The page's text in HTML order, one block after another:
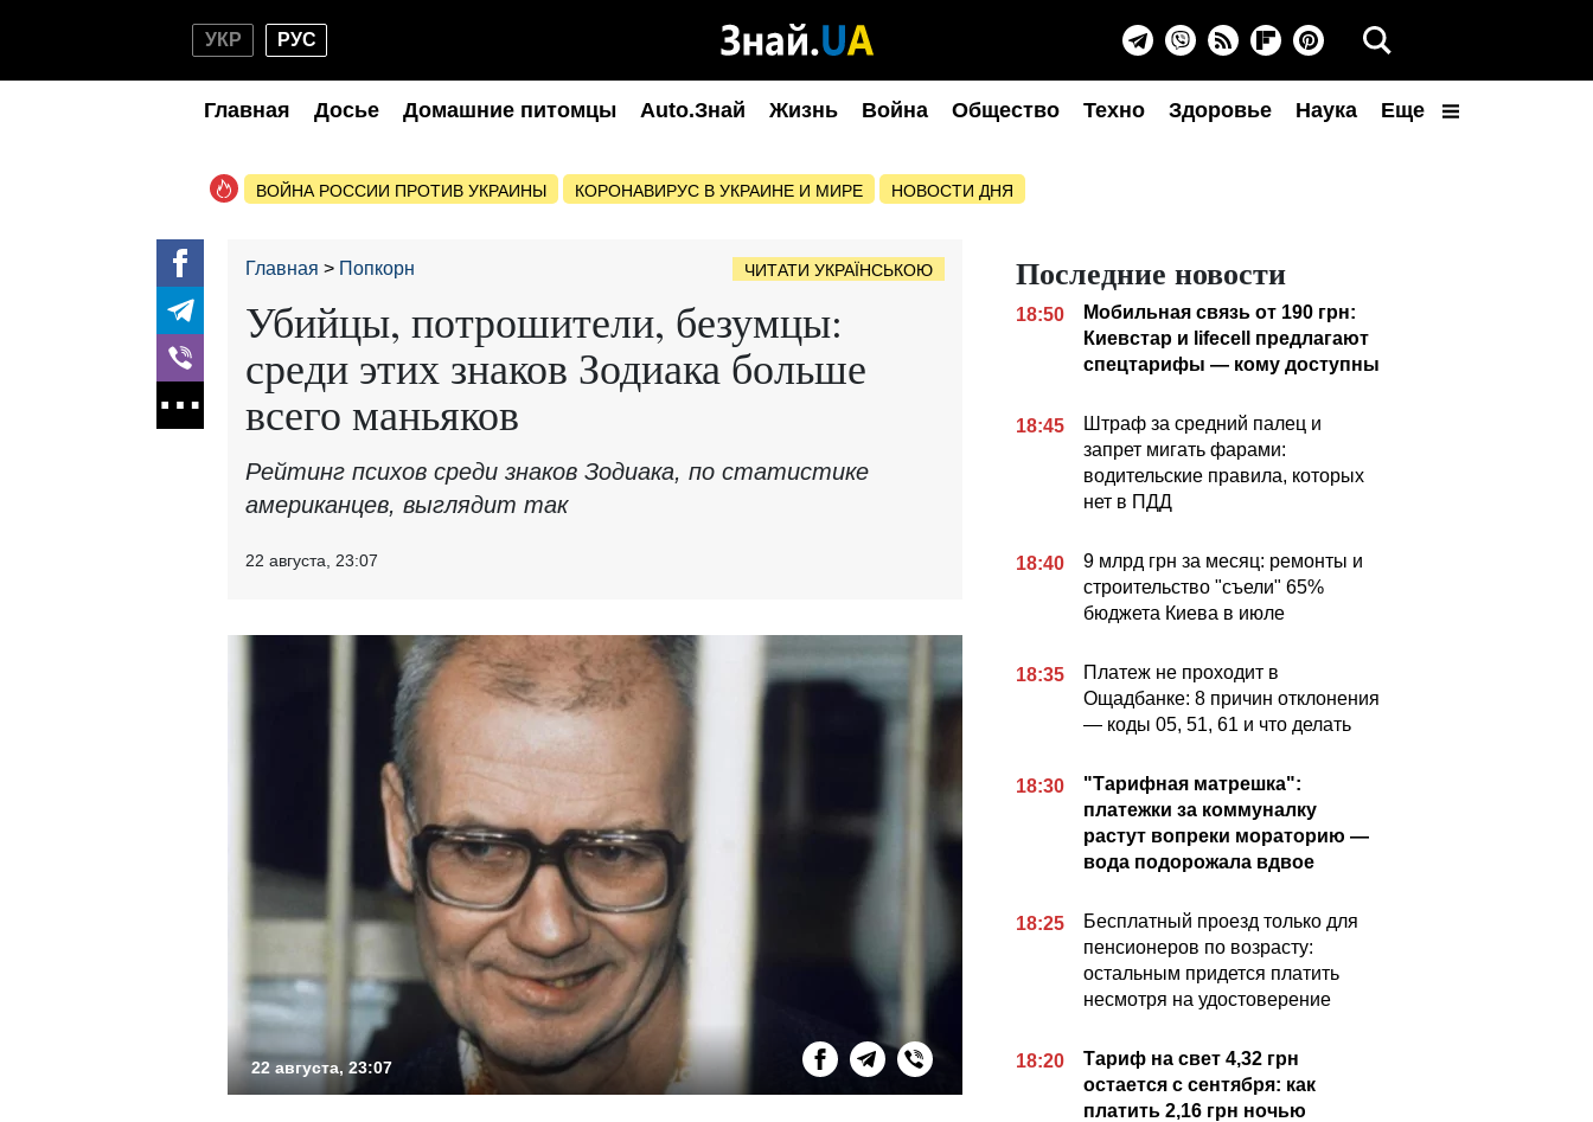
УКР РУС
Главная Досье Домашние питомцы Auto.Знай Жизнь Война Общество Техно Здоровье Наука Еще
ВОЙНА РОССИИ ПРОТИВ УКРАИНЫ КОРОНАВИРУС В УКРАИНЕ И МИРЕ НОВОСТИ ДНЯ
Главная Попкорн ЧИТАТИ УКРАЇНСЬКОЮ
Убийцы, потрошители, безумцы:
среди этих знаков Зодиака больше
всего маньяков
Рейтинг психов среди знаков Зодиака, по статистике
американцев, выглядит так
22 августа, 23:07
22 августа, 23:07
Последние новости
18:50
Мобильная связь от 190 грн:
Киевстар и lifecell предлагают
спецтарифы — кому доступны
18:45
Штраф за средний палец и
запрет мигать фарами:
водительские правила, которых
нет в ПДД
18:40
9 млрд грн за месяц: ремонты и
строительство "съели" 65%
бюджета Киева в июле
18:35
Платеж не проходит в
Ощадбанке: 8 причин отклонения
— коды 05, 51, 61 и что делать
18:30
"Тарифная матрешка":
платежки за коммуналку
растут вопреки мораторию —
вода подорожала вдвое
18:25
Бесплатный проезд только для
пенсионеров по возрасту:
остальным придется платить
несмотря на удостоверение
18:20
Тариф на свет 4,32 грн
остается с сентября: как
платить 2,16 грн ночью